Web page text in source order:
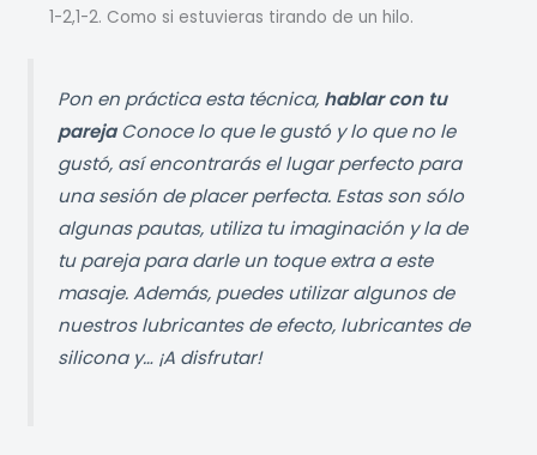
1-2,1-2. Como si estuvieras tirando de un hilo.
Pon en práctica esta técnica, hablar con tu
parejaConoce lo que le gustó y lo que no le
gustó, así encontrarás el lugar perfecto para
una sesión de placer perfecta. Estas son sólo
algunas pautas, utiliza tu imaginación y la de
tu pareja para darle un toque extra a este
masaje. Además, puedes utilizar algunos de
nuestros lubricantes de efecto, lubricantes de
silicona y… ¡A disfrutar!